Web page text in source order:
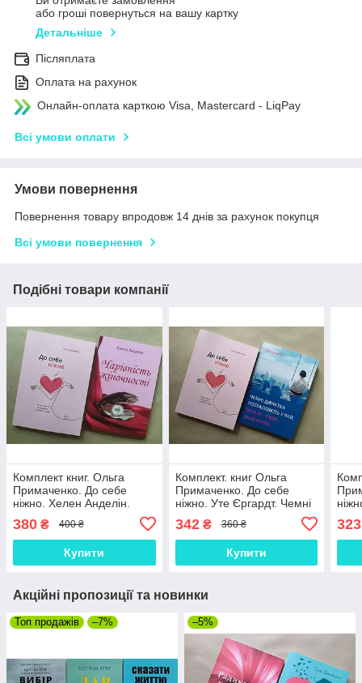
або гроші повернуться на вашу картку
Детальніше
Післяплата
Оплата на рахунок
Онлайн-оплата карткою Visa, Mastercard - LiqPay
Всі умови оплати
Умови повернення
Повернення товару впродовж 14 днів за рахунок покупця
Всі умови повернення
Подібні товари компанії
Комплект книг. Ольга
Примаченко. До себе
ніжно. Хелен Анделін.
380 ₴ 400 ₴
Купити
Комплект. книг Ольга
Примаченко. До себе
ніжно. Уте Єргардт. Чемні
рай
342₴ 360 ₴
Купити
323
Акційні пропозиції та новинки
Топ продажів –7% –5%